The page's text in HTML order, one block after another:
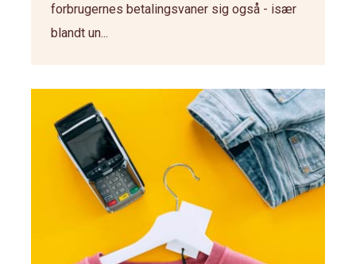
forbrugernes betalingsvaner sig også - især
blandt un...